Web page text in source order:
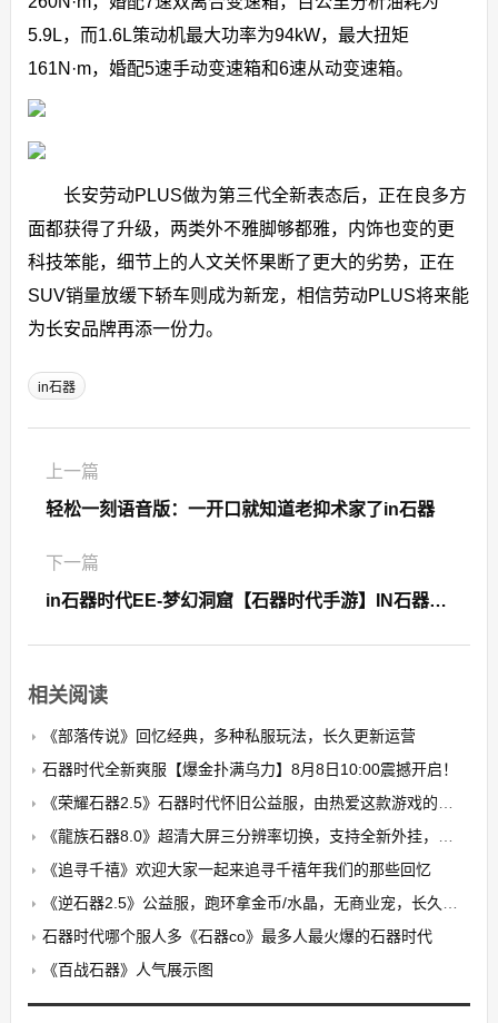
5.9L，而1.6L策动机最大功率为94kW，最大扭矩
161N·m，婚配5速手动变速箱和6速从动变速箱。
长安劳动PLUS做为第三代全新表态后，正在良多方
面都获得了升级，两类外不雅脚够都雅，内饰也变的更
科技笨能，细节上的人文关怀果断了更大的劣势，正在
SUV销量放缓下轿车则成为新宠，相信劳动PLUS将来能
为长安品牌再添一份力。
in石器
上一篇
轻松一刻语音版：一开口就知道老抑术家了in石器
下一篇
in石器时代EE-梦幻洞窟【石器时代手游】IN石器任务真实万人火热在线!全新专业管理运营团队!老玩家回归更有惊喜等着你!极限挑战第三季？
相关阅读
《部落传说》回忆经典，多种私服玩法，长久更新运营
石器时代全新爽服【爆金扑满乌力】8月8日10:00震撼开启！​
《荣耀石器2.5》石器时代怀旧公益服，由热爱这款游戏的玩家自发搭建的公益养老PK服
《龍族石器8.0》超清大屏三分辨率切换，支持全新外挂，无卡顿，无花屏，限7开
《追寻千禧》欢迎大家一起来追寻千禧年我们的那些回忆
《逆石器2.5》公益服，跑环拿金币/水晶，无商业宠，长久稳定
石器时代哪个服人多《石器co》最多人最火爆的石器时代
《百战石器》人气展示图